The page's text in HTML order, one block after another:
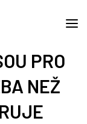
PRO
NEŽ